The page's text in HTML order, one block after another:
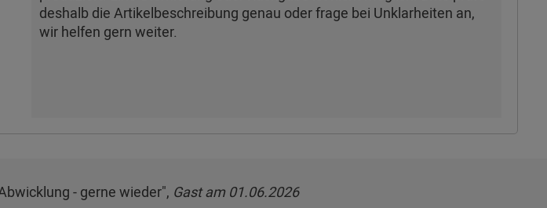
deshalb die Artikelbeschreibung genau oder frage bei Unklarheiten an,
wir helfen gern weiter.
- gerne wieder", Gast am 01.06.2026